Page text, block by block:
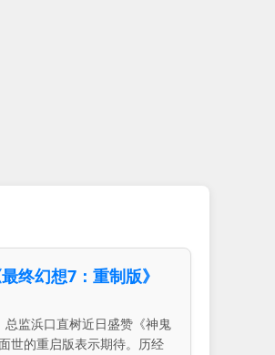
终幻想7：重制版》
总监浜口直树近日盛赞《神鬼
世的重启版表示期待。历经